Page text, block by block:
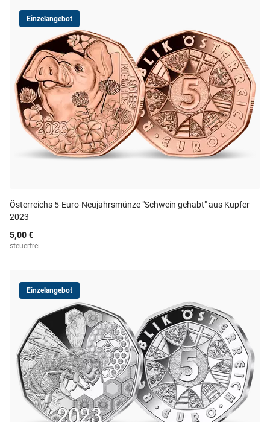
Einzelangebot
Österreichs 5-Euro-Neujahrsmünze "Schwein gehabt" aus Kupfer
2023
5,00 €
steuerfrei
Einzelangebot